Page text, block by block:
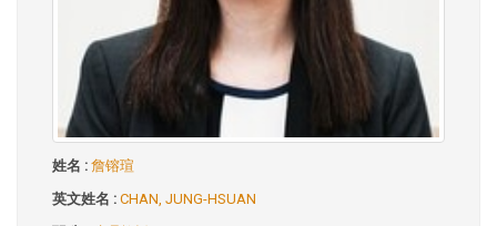
姓名 : 詹镕瑄
英文姓名 : CHAN, JUNG-HSUAN